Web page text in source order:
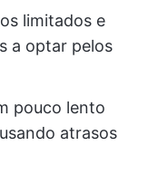
limitados e
a optar pelos
pouco lento
atrasos